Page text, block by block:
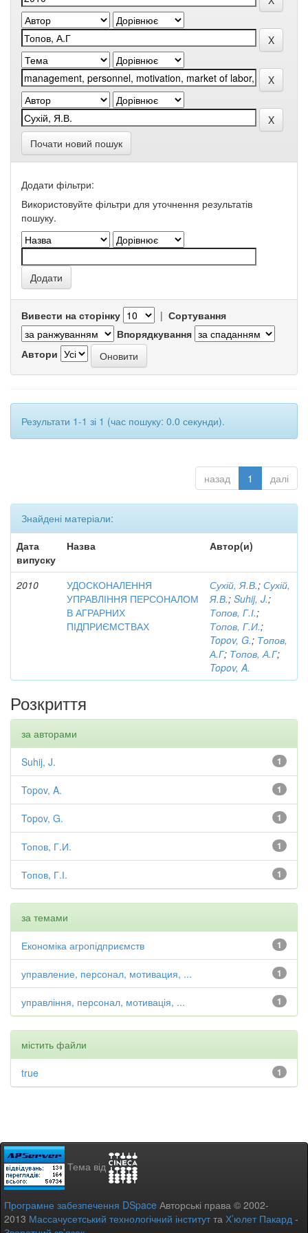
Почати новий пошук
Додати фільтри:
Використовуйте фільтри для уточнення результатів
пошуку.
Вивести на сторінку | Сортування
Впорядкування
Автори
Результати 1-1 зі 1 (час пошуку: 0.0 секунди).
назад 1 далі
Знайдені матеріали:
Дата
випуску
Назва Автор(и)
2010
УДОСКОНАЛЕННЯ
УПРАВЛІННЯ ПЕРСОНАЛОМ
В АГРАРНИХ
ПІДПРИЄМСТВАХ
Сухій, Я.В.; Сухій,
Я.В.; Suhij, J.;
Топов, Г.І.;
Топов, Г.И.;
Topov, G.; Топов,
А.Г; Топов, А.Г;
Topov, A.
Розкриття
за авторами
1
Suhij, J.
1
Topov, A.
1
Topov, G.
1
Топов, Г.И.
1
Топов, Г.І.
за темами
1
Економіка агропідприємств
1
управление, персонал, мотивация, ...
1
управління, персонал, мотивація, ...
містить файли
1
true
Тема від
Програмне забезпечення DSpace Авторські права © 2002-
2013 Массачусетський технологічний інститутта Х’юлет Пакард -